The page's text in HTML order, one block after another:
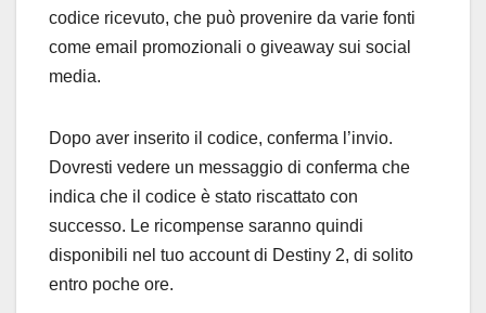
codice ricevuto, che può provenire da varie fonti
come email promozionali o giveaway sui social
media.
Dopo aver inserito il codice, conferma l’invio.
Dovresti vedere un messaggio di conferma che
indica che il codice è stato riscattato con
successo. Le ricompense saranno quindi
disponibili nel tuo account di Destiny 2, di solito
entro poche ore.